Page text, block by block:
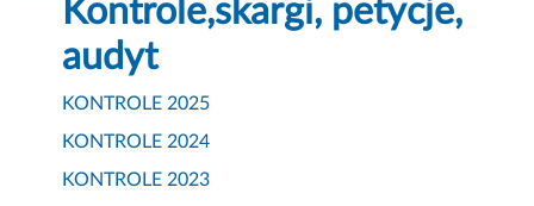
Kontrole,skargi, petycje,
audyt
KONTROLE 2025
KONTROLE 2024
KONTROLE 2023